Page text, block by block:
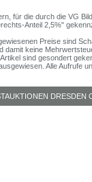
für die durch die VG
Anteil 2,5%"
Preise sind
damit keine
sind gesondert
Alle Aufrufe
DRESDEN